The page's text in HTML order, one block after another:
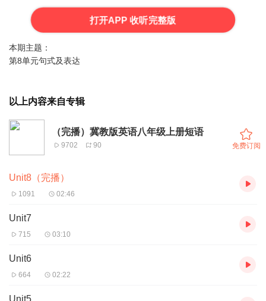
打开APP 收听完整版
本期主题：
第8单元句式及表达
以上内容来自专辑
（完播）冀教版英语八年级上册短语
9702 90 免费订阅
Unit8（完播）
1091 02:46
Unit7
715 03:10
Unit6
664 02:22
Unit5